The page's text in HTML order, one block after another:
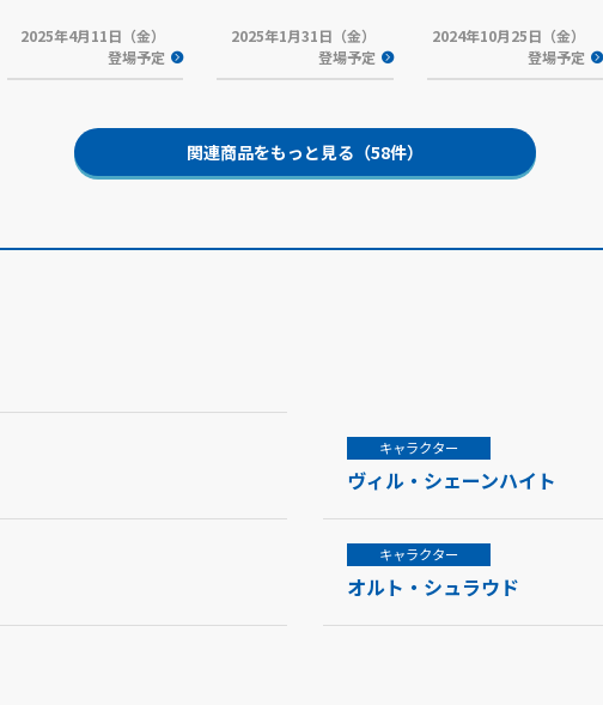
2025年4月11日（金）
登場予定
2025年1月31日（金）
登場予定
2024年10月25日（金）
登場予定
関連商品をもっと見る（58件）
キャラクター
ヴィル・シェーンハイト
キャラクター
オルト・シュラウド